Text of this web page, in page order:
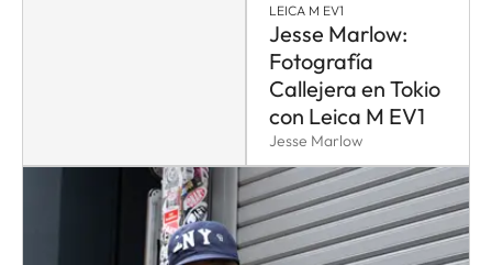
LEICA M EV1
Jesse Marlow:
Fotografía
Callejera en Tokio
con Leica M EV1
Jesse Marlow